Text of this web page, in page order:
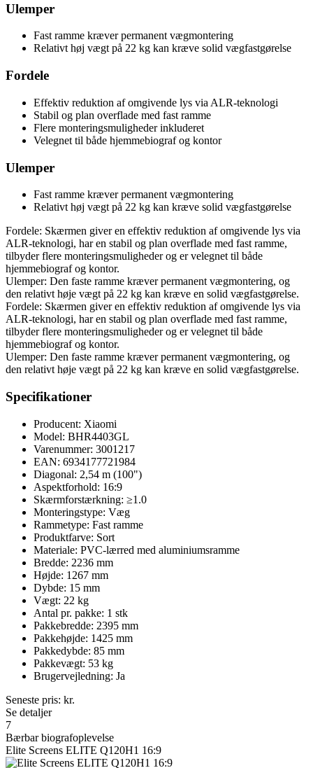
Ulemper
Fast ramme kræver permanent vægmontering
Relativt høj vægt på 22 kg kan kræve solid vægfastgørelse
Fordele
Effektiv reduktion af omgivende lys via ALR-teknologi
Stabil og plan overflade med fast ramme
Flere monteringsmuligheder inkluderet
Velegnet til både hjemmebiograf og kontor
Ulemper
Fast ramme kræver permanent vægmontering
Relativt høj vægt på 22 kg kan kræve solid vægfastgørelse
Fordele: Skærmen giver en effektiv reduktion af omgivende lys via
ALR-teknologi, har en stabil og plan overflade med fast ramme,
tilbyder flere monteringsmuligheder og er velegnet til både
hjemmebiograf og kontor.
Ulemper: Den faste ramme kræver permanent vægmontering, og
den relativt høje vægt på 22 kg kan kræve en solid vægfastgørelse.
Fordele: Skærmen giver en effektiv reduktion af omgivende lys via
ALR-teknologi, har en stabil og plan overflade med fast ramme,
tilbyder flere monteringsmuligheder og er velegnet til både
hjemmebiograf og kontor.
Ulemper: Den faste ramme kræver permanent vægmontering, og
den relativt høje vægt på 22 kg kan kræve en solid vægfastgørelse.
Specifikationer
Producent: Xiaomi
Model: BHR4403GL
Varenummer: 3001217
EAN: 6934177721984
Diagonal: 2,54 m (100")
Aspektforhold: 16:9
Skærmforstærkning: ≥1.0
Monteringstype: Væg
Rammetype: Fast ramme
Produktfarve: Sort
Materiale: PVC-lærred med aluminiumsramme
Bredde: 2236 mm
Højde: 1267 mm
Dybde: 15 mm
Vægt: 22 kg
Antal pr. pakke: 1 stk
Pakkebredde: 2395 mm
Pakkehøjde: 1425 mm
Pakkedybde: 85 mm
Pakkevægt: 53 kg
Brugervejledning: Ja
Seneste pris: kr.
Se detaljer
7
Bærbar biografoplevelse
Elite Screens ELITE Q120H1 16:9